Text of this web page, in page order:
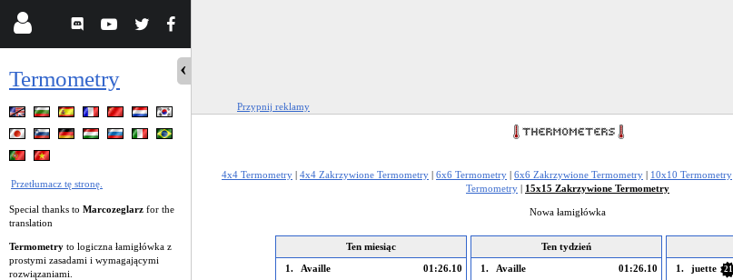
Termometry
Przetłumacz tę stronę.
Special thanks to Marcozeglarz for the
translation
Termometry to logiczna łamigłówka z
prostymi zasadami i wymagającymi
rozwiązaniami.
Przypnij reklamy
4x4 Termometry | 4x4 Zakrzywione Termometry | 6x6 Termometry | 6x6 Zakrzywione Termometry | 10x10 Termometry
Termometry | 15x15 Zakrzywione Termometry
Nowa łamigłówka
Ten miesiąc
1.
Availle
01:26.10
Ten tydzień
1.
Availle
01:26.10
1.
juette 21